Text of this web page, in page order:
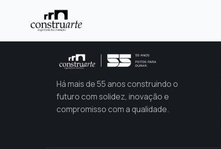
Há mais de 55 anos construindo o
futuro com solidez, inovação e
compromisso com a qualidade.